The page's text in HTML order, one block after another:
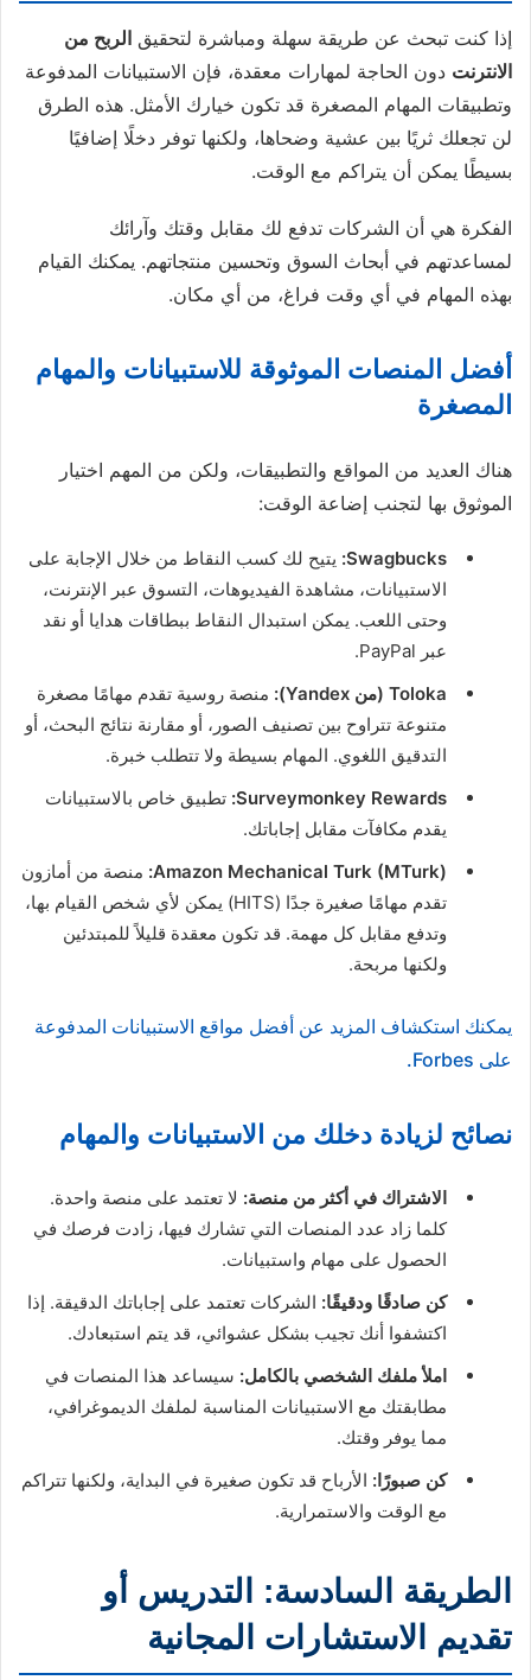
إذا كنت تبحث عن طريقة سهلة ومباشرة لتحقيق الربح من
الانترنت دون الحاجة لمهارات معقدة، فإن الاستبيانات المدفوعة
وتطبيقات المهام المصغرة قد تكون خيارك الأمثل. هذه الطرق
لن تجعلك ثريًا بين عشية وضحاها، ولكنها توفر دخلًا إضافيًا
بسيطًا يمكن أن يتراكم مع الوقت.
الفكرة هي أن الشركات تدفع لك مقابل وقتك وآرائك
لمساعدتهم في أبحاث السوق وتحسين منتجاتهم. يمكنك القيام
بهذه المهام في أي وقت فراغ، من أي مكان.
أفضل المنصات الموثوقة للاستبيانات والمهام
المصغرة
هناك العديد من المواقع والتطبيقات، ولكن من المهم اختيار
الموثوق بها لتجنب إضاعة الوقت:
Swagbucks: يتيح لك كسب النقاط من خلال الإجابة على
الاستبيانات، مشاهدة الفيديوهات، التسوق عبر الإنترنت،
وحتى اللعب. يمكن استبدال النقاط ببطاقات هدايا أو نقد
عبر PayPal.
Toloka (من Yandex):
منصة روسية تقدم مهامًا مصغرة
متنوعة تتراوح بين تصنيف الصور، أو مقارنة نتائج البحث، أو
التدقيق اللغوي. المهام بسيطة ولا تتطلب خبرة.
Surveymonkey Rewards: تطبيق خاص بالاستبيانات
يقدم مكافآت مقابل إجاباتك.
Amazon Mechanical Turk (MTurk): منصة من أمازون
تقدم مهامًا صغيرة جدًا (HITS) يمكن لأي شخص القيام بها،
وتدفع مقابل كل مهمة. قد تكون معقدة قليلاً للمبتدئين
ولكنها مربحة.
يمكنك استكشاف المزيد عن أفضل مواقع الاستبيانات المدفوعة
على Forbes.
نصائح لزيادة دخلك من الاستبيانات والمهام
الاشتراك في أكثر من منصة: لا تعتمد على منصة واحدة.
كلما زاد عدد المنصات التي تشارك فيها، زادت فرصك في
الحصول على مهام واستبيانات.
كن صادقًا ودقيقًا: الشركات تعتمد على إجاباتك الدقيقة. إذا
اكتشفوا أنك تجيب بشكل عشوائي، قد يتم استبعادك.
املأ ملفك الشخصي بالكامل: سيساعد هذا المنصات في
مطابقتك مع الاستبيانات المناسبة لملفك الديموغرافي،
مما يوفر وقتك.
كن صبورًا: الأرباح قد تكون صغيرة في البداية، ولكنها تتراكم
مع الوقت والاستمرارية.
الطريقة السادسة: التدريس أو
تقديم الاستشارات المجانية